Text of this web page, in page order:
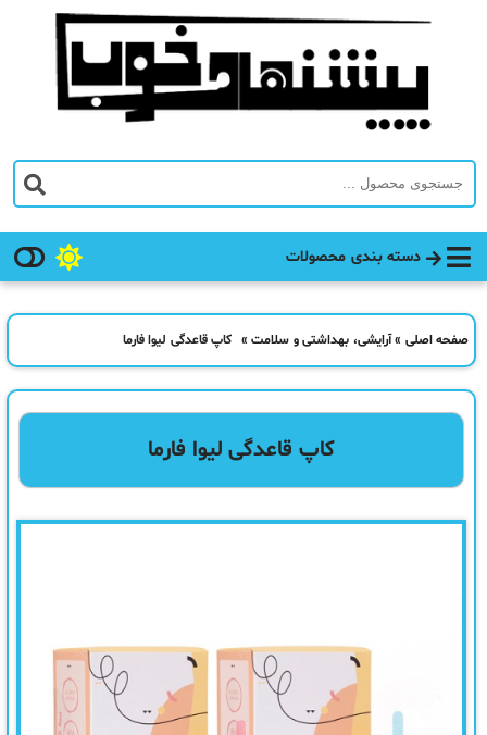
دسته بندی محصولات
صفحه اصلی »آرایشی، بهداشتی و سلامت » کاپ قاعدگی لیوا فارما
کاپ قاعدگی لیوا فارما